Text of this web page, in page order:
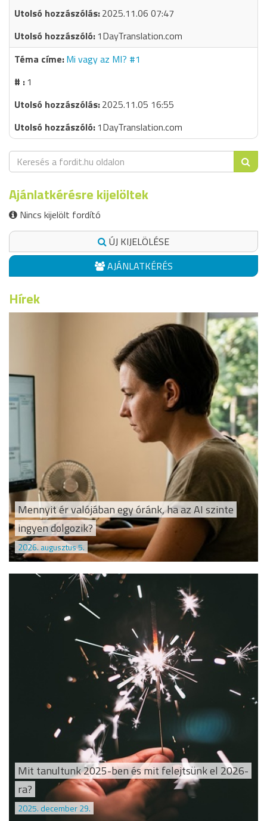
2025.11.06 07:47
1DayTranslation.com
Mi vagy az MI? #1
1
2025.11.05 16:55
1DayTranslation.com
Ajánlatkérésre kijelöltek
Nincs kijelölt fordító
ÚJ KIJELÖLÉSE
AJÁNLATKÉRÉS
Hírek
Mennyit ér valójában egy óránk, ha az AI szinte
ingyen dolgozik?
2026. augusztus 5.
Mit tanultunk 2025-ben és mit felejtsünk el 2026-
ra?
2025. december 29.